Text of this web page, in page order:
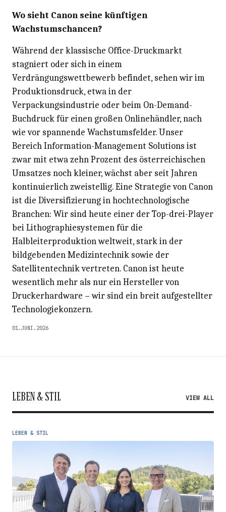
Wo sieht Canon seine künftigen
Wachstumschancen?
Während der klassische Office-Druckmarkt
stagniert oder sich in einem
Verdrängungswettbewerb befindet, sehen wir im
Produktionsdruck, etwa in der
Verpackungsindustrie oder beim On-Demand-
Buchdruck für einen großen Onlinehändler, nach
wie vor spannende Wachstumsfelder. Unser
Bereich Information-Management Solutions ist
zwar mit etwa zehn Prozent des österreichischen
Umsatzes noch kleiner, wächst aber seit Jahren
kontinuierlich zweistellig. Eine Strategie von Canon
ist die Diversifizierung in hochtechnologische
Branchen: Wir sind heute einer der Top-drei-Player
bei Lithographiesystemen für die
Halbleiterproduktion weltweit, stark in der
bildgebenden Medizintechnik sowie der
Satellitentechnik vertreten. Canon ist heute
wesentlich mehr als nur ein Hersteller von
Druckerhardware – wir sind ein breit aufgestellter
Technologiekonzern.
01.JUNI.2026
LEBEN & STIL VIEW ALL
LEBEN & STIL